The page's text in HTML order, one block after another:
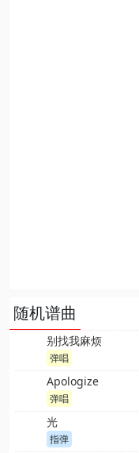
随机谱曲
别找我麻烦
弹唱
Apologize
弹唱
光
指弹